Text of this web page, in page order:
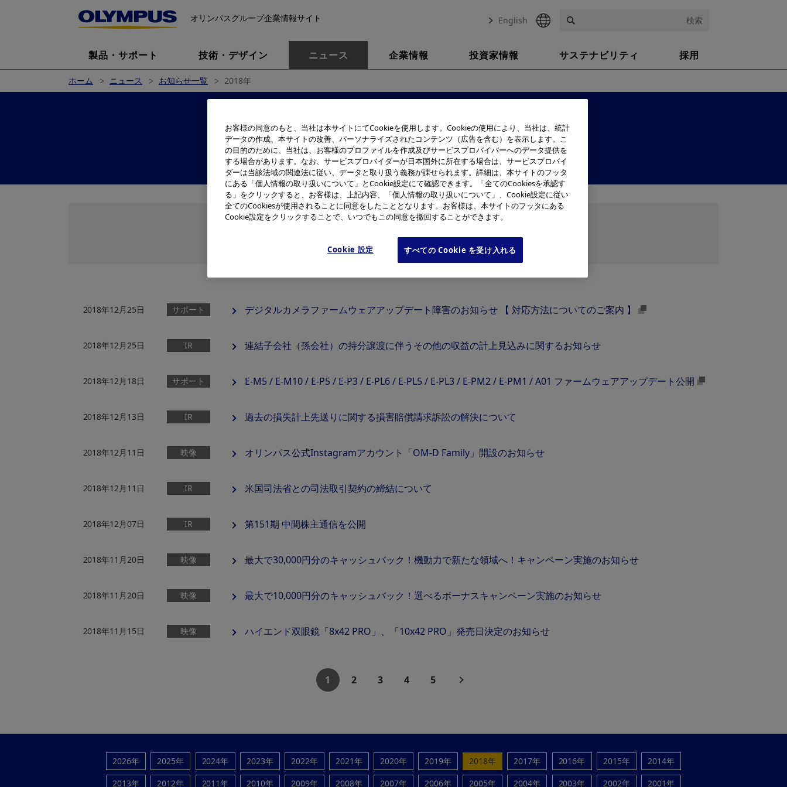
オリンパスグループ企業情報サイト English 検索
製品・サポート 技術・デザイン ニュース 企業情報 投資家情報 サステナビリティ 採用
ホーム ニュース お知らせ一覧 2018年
お知らせ一覧
2018年
2018年12月25日 サポート デジタルカメラファームウェアアップデート障害のお知らせ 【 対応方法についてのご案内 】
2018年12月25日 IR 連結子会社（孫会社）の持分譲渡に伴うその他の収益の計上見込みに関するお知らせ
2018年12月18日 サポート E-M5 / E-M10 / E-P5 / E-P3 / E-PL6 / E-PL5 / E-PL3 / E-PM2 / E-PM1 / A01 ファームウェアアップデート公開
2018年12月13日 IR 過去の損失計上先送りに関する損害賠償請求訴訟の解決について
2018年12月11日 映像 オリンパス公式Instagramアカウント「OM-D Family」開設のお知らせ
2018年12月11日 IR 米国司法省との司法取引契約の締結について
2018年12月07日 IR 第151期 中間株主通信を公開
2018年11月20日 映像 最大で30,000円分のキャッシュバック！機動力で新たな領域へ！キャンペーン実施のお知らせ
2018年11月20日 映像 最大で10,000円分のキャッシュバック！選べるボーナスキャンペーン実施のお知らせ
2018年11月15日 映像 ハイエンド双眼鏡「8x42 PRO」、「10x42 PRO」発売日決定のお知らせ
1 2 3 4 5
2026年 2025年 2024年 2023年 2022年 2021年 2020年 2019年 2018年 2017年 2016年 2015年
2014年
2013年
2012年 2011年 2010年 2009年 2008年 2007年 2006年 2005年 2004年 2003年 2002年 2001年
お客様の同意のもと、当社は本サイトにてCookieを使用します。Cookieの使用により、当社は、統計
データの作成、本サイトの改善、パーソナライズされたコンテンツ（広告を含む）を表示します。こ
の目的のために、当社は、お客様のプロファイルを作成及びサービスプロバイバーへのデータ提供を
する場合があります。なお、サービスプロバイダーが日本国外に所在する場合は、サービスプロバイ
ダーは当該法域の関連法に従い、データと取り扱う義務が課せられます。詳細は、本サイトのフッタ
にある「個人情報の取り扱いについて」とCookie設定にて確認できます。「全てのCookiesを承認す
る」をクリックすると、お客様は、上記内容、「個人情報の取り扱いについて」、Cookie設定に従い
全てのCookiesが使用されることに同意をしたこととなります。お客様は、本サイトのフッタにある
Cookie設定をクリックすることで、いつでもこの同意を撤回することができます。
Cookie 設定 すべての Cookie を受け入れる